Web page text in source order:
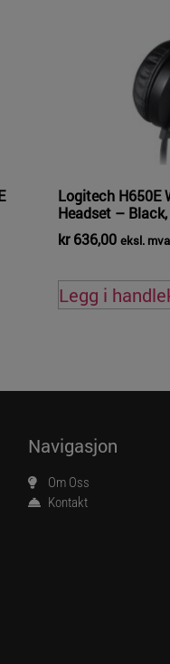
Logitech H650E
Headset –
kr636,00 eksl.
Legg i
Navigasjon
Om Oss
Kontakt